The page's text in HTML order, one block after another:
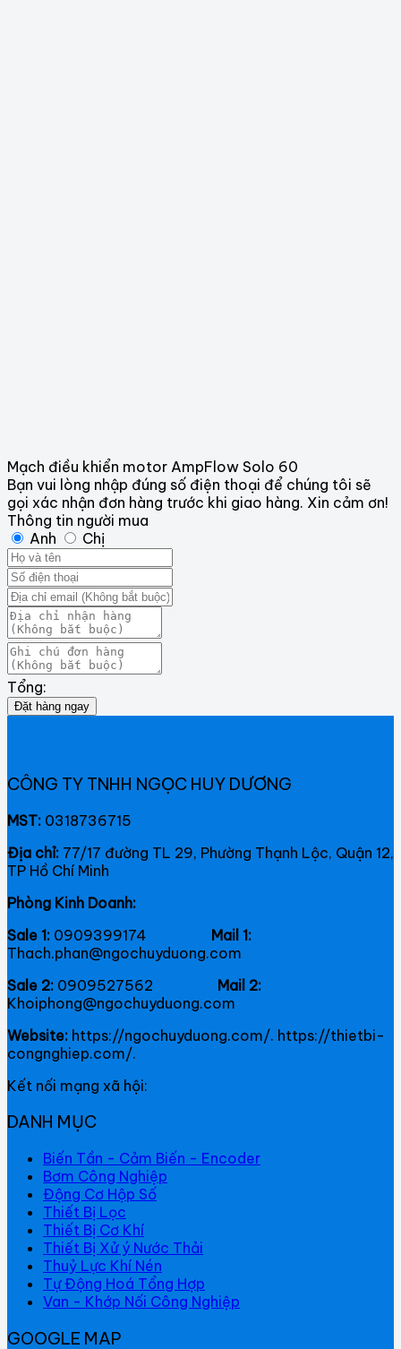
Mạch điều khiển motor AmpFlow Solo 60
Bạn vui lòng nhập đúng số điện thoại để chúng tôi sẽ
gọi xác nhận đơn hàng trước khi giao hàng. Xin cảm ơn!
Thông tin người mua
Anh
Chị
Tổng:
Đặt hàng ngay
CÔNG TY TNHH NGỌC HUY DƯƠNG
MST: 0318736715
Địa chỉ: 77/17 đường TL 29, Phường Thạnh Lộc, Quận 12,
TP Hồ Chí Minh
Phòng Kinh Doanh:
Sale 1: 0909399174 Mail 1:
Thach.phan@ngochuyduong.com
Sale 2: 0909527562 Mail 2:
Khoiphong@ngochuyduong.com
Website: https://ngochuyduong.com/. https://thietbi-
congnghiep.com/.
Kết nối mạng xã hội:
DANH MỤC
Biến Tần - Cảm Biến - Encoder
Bơm Công Nghiệp
Động Cơ Hộp Số
Thiết Bị Lọc
Thiết Bị Cơ Khí
Thiết Bị Xử ý Nước Thải
Thuỷ Lực Khí Nén
Tự Động Hoá Tổng Hợp
Van - Khớp Nối Công Nghiệp
GOOGLE MAP